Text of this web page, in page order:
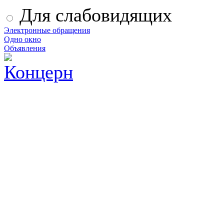
Для слабовидящих
Электронные обращения
Одно окно
Объявления